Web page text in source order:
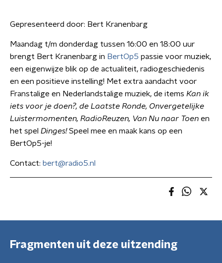
Gepresenteerd door: Bert Kranenbarg
Maandag t/m donderdag tussen 16:00 en 18:00 uur
brengt Bert Kranenbarg in BertOp5 passie voor muziek,
een eigenwijze blik op de actualiteit, radiogeschiedenis
en een positieve instelling! Met extra aandacht voor
Franstalige en Nederlandstalige muziek, de items Kan ik
iets voor je doen?, de Laatste Ronde, Onvergetelijke
Luistermomenten, RadioReuzen, Van Nu naar Toen en
het spel Dinges!Speel mee en maak kans op een
BertOp5-je!
Contact: bert@radio5.nl
Fragmenten uit deze uitzending